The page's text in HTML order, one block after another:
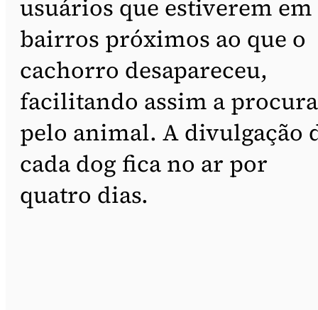
usuários que estiverem em
bairros próximos ao que o
cachorro desapareceu,
facilitando assim a procura
pelo animal. A divulgação
cada dog fica no ar por
quatro dias.